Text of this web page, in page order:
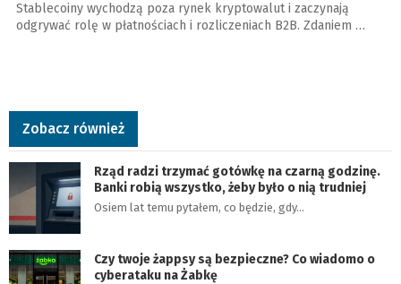
Stablecoiny wychodzą poza rynek kryptowalut i zaczynają
odgrywać rolę w płatnościach i rozliczeniach B2B. Zdaniem …
Zobacz również
Rząd radzi trzymać gotówkę na czarną godzinę.
Banki robią wszystko, żeby było o nią trudniej
Osiem lat temu pytałem, co będzie, gdy…
Czy twoje żappsy są bezpieczne? Co wiadomo o
cyberataku na Żabkę